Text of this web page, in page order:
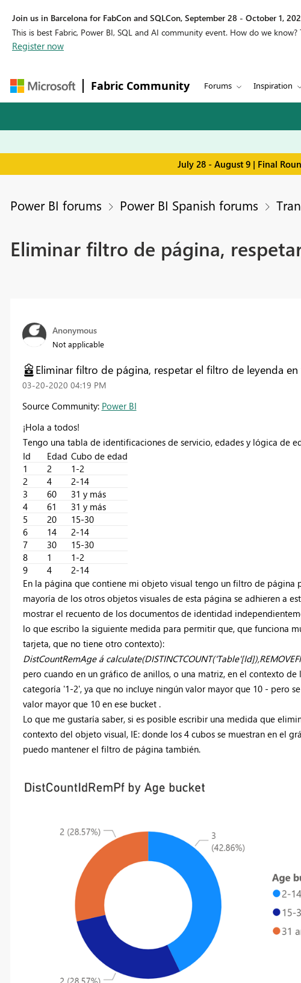
Join us in Barcelona for FabCon and SQLCon, September 28 - October 1,
This is best Fabric, Power BI, SQL and AI community event. How do we
Register now
Fabric Community Forums Inspiration
July 28 - August 9 | Final
Power BI forums Power BI Spanish forums
Eliminar filtro de página,
Anonymous
Not applicable
Eliminar filtro de página, respetar el filtro de leyenda en
‎03-20-2020 04:19 PM
Source Community: Power BI
¡Hola a todos!
Tengo una tabla de identificaciones de servicio, edades y lógica de
Id
Edad Cubo de edad
1
2
1-2
2
4
2-14
3
60
31 y más
4
61
31 y más
5
20
15-30
6
14
2-14
7
30
15-30
8
1
1-2
9
4
2-14
En la página que contiene mi objeto visual tengo un filtro de página
mayoría de los otros objetos visuales de esta página se adhieren a
mostrar el recuento de los documentos de identidad
lo que escribo la siguiente medida para permitir que, que funciona
tarjeta, que no tiene otro contexto):
DistCountRemAge á
pero cuando en un gráfico de anillos, o una matriz, en el contexto de
categoría '1-2', ya que no incluye ningún valor mayor que 10 - pero
valor mayor que 10 en ese bucket .
Lo que me gustaría saber, si es posible escribir una medida que
contexto del objeto visual, IE: donde los 4 cubos se muestran en el
puedo mantener el filtro de página también.